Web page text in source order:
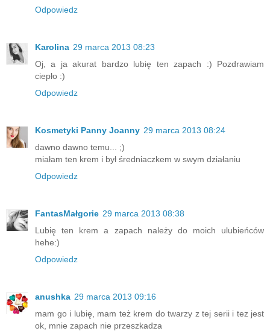
Odpowiedz
Karolina 29 marca 2013 08:23
Oj, a ja akurat bardzo lubię ten zapach :) Pozdrawiam
ciepło :)
Odpowiedz
Kosmetyki Panny Joanny 29 marca 2013 08:24
dawno dawno temu... ;)
miałam ten krem i był średniaczkem w swym działaniu
Odpowiedz
FantasMałgorie 29 marca 2013 08:38
Lubię ten krem a zapach należy do moich ulubieńców
hehe:)
Odpowiedz
anushka 29 marca 2013 09:16
mam go i lubię, mam też krem do twarzy z tej serii i tez jest
ok, mnie zapach nie przeszkadza